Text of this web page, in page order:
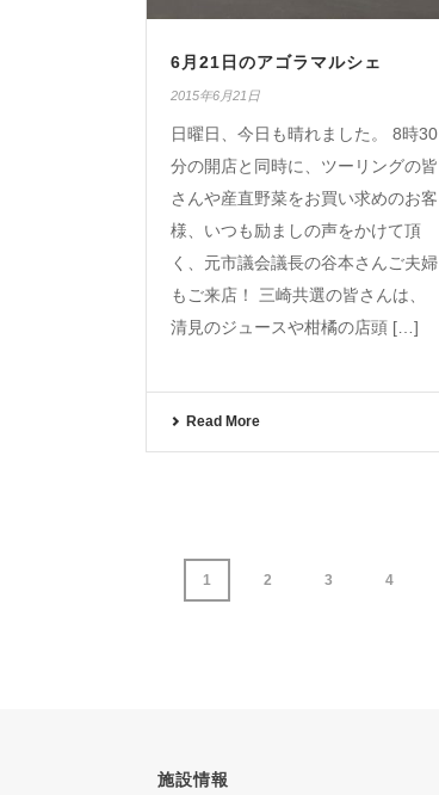
6月21日のアゴラマルシェ
2015年6月21日
日曜日、今日も晴れました。 8時30
分の開店と同時に、ツーリングの皆
さんや産直野菜をお買い求めのお客
様、いつも励ましの声をかけて頂
く、元市議会議長の谷本さんご夫婦
もご来店！ 三崎共選の皆さんは、
清見のジュースや柑橘の店頭 […]
Read More
1 2 3 4
施設情報